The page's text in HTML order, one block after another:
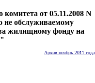
от 05.11.2008 N
не обслуживаемому
жилищному фонду на
Архив ноябрь 2011 года